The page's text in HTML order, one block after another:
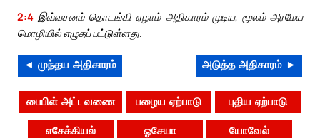
2:4 இவ்வசனம் தொடங்கி ஏழாம் அதிகாரம் முடிய, மூலம் அரமேய
மொழியில் எழுதப் பட்டுள்ளது.
◄ முந்தய அதிகாரம் அடுத்த அதிகாரம் ►
பைபிள் அட்டவணை பழைய ஏற்பாடு புதிய ஏற்பாடு
எசேக்கியல் ஓசேயா யோவேல்